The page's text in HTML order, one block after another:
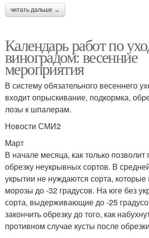
читать дальше →
Календарь работ по
виноградом: весенние
мероприятия
В систему обязательного весеннего
входит опрыскивание, подкормка,
лозы к шпалерам.
Новости СМИ2
Март
В начале месяца, как только позволит
обрезку неукрывных сортов. В
укрытии не нуждаются сорта,
морозы до -32 градусов. На юге без
сорта, выдерживающие до -25
закончить обрезку до того, как
противном случае кусты после